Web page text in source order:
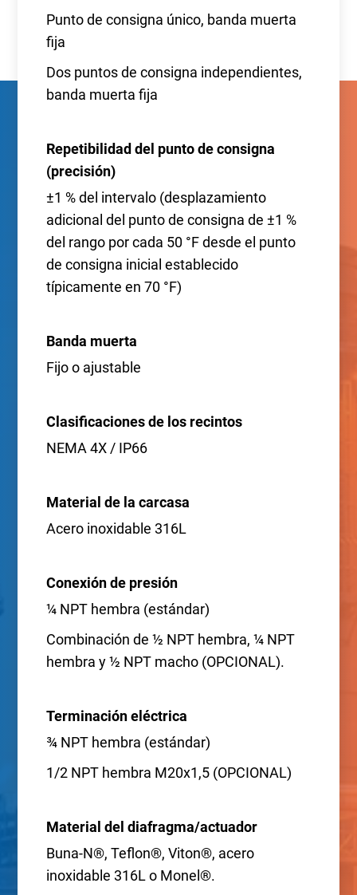
Punto de consigna único, banda muerta
fija
Dos puntos de consigna independientes,
banda muerta fija
Repetibilidad del punto de consigna
(precisión)
±1 % del intervalo (desplazamiento
adicional del punto de consigna de ±1 %
del rango por cada 50 °F desde el punto
de consigna inicial establecido
típicamente en 70 °F)
Banda muerta
Fijo o ajustable
Clasificaciones de los recintos
NEMA 4X / IP66
Material de la carcasa
Acero inoxidable 316L
Conexión de presión
¼ NPT hembra (estándar)
Combinación de ½ NPT hembra, ¼ NPT
hembra y ½ NPT macho (OPCIONAL).
Terminación eléctrica
¾ NPT hembra (estándar)
1/2 NPT hembra M20x1,5 (OPCIONAL)
Material del diafragma/actuador
Buna-N®, Teflon®, Viton®, acero
inoxidable 316L o Monel®.